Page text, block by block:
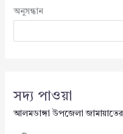
অনুসন্ধান
সদ্য পাওয়া
আলমডাঙ্গা উপজেলা